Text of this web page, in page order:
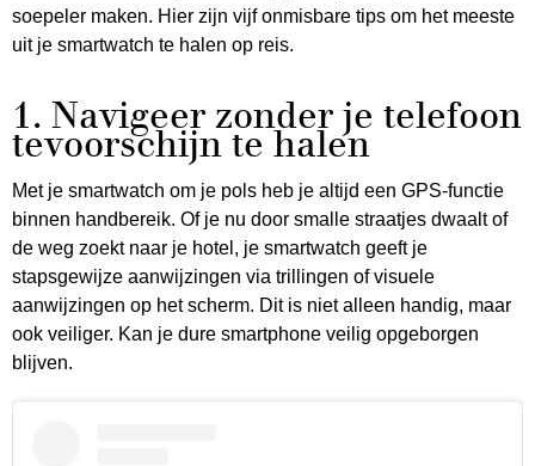
soepeler maken. Hier zijn vijf onmisbare tips om het meeste
uit je smartwatch te halen op reis.
1. Navigeer zonder je telefoon
tevoorschijn te halen
Met je smartwatch om je pols heb je altijd een GPS-functie
binnen handbereik. Of je nu door smalle straatjes dwaalt of
de weg zoekt naar je hotel, je smartwatch geeft je
stapsgewijze aanwijzingen via trillingen of visuele
aanwijzingen op het scherm. Dit is niet alleen handig, maar
ook veiliger. Kan je dure smartphone veilig opgeborgen
blijven.